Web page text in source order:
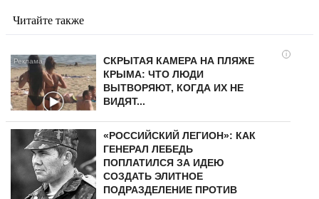
Читайте также
i
СКРЫТАЯ КАМЕРА НА ПЛЯЖЕ
КРЫМА: ЧТО ЛЮДИ
ВЫТВОРЯЮТ, КОГДА ИХ НЕ
ВИДЯТ...
«РОССИЙСКИЙ ЛЕГИОН»: КАК
ГЕНЕРАЛ ЛЕБЕДЬ
ПОПЛАТИЛСЯ ЗА ИДЕЮ
СОЗДАТЬ ЭЛИТНОЕ
ПОДРАЗДЕЛЕНИЕ ПРОТИВ